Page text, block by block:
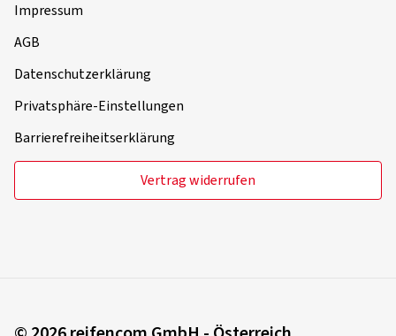
Impressum
AGB
Datenschutzerklärung
Privatsphäre-Einstellungen
Barrierefreiheitserklärung
Vertrag widerrufen